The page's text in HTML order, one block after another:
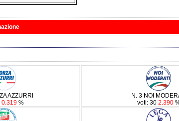
AZZURRI
0.319 %
N. 3 NOI
voti: 30 2.390